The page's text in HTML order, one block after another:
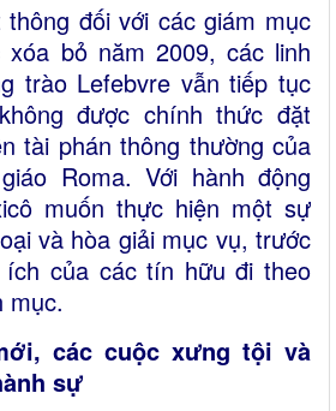
đối với các giám mục
bỏ năm 2009, các linh
trào Lefebvre vẫn tiếp tục
được chính thức đặt
tài phán thông thường của
Roma. Với hành động
muốn thực hiện một sự
và hòa giải mục vụ, trước
của các tín hữu đi theo
mục.
các cuộc xưng tội và
sự